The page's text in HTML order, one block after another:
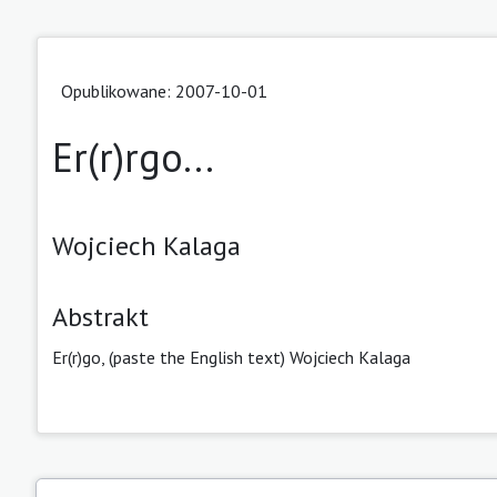
Opublikowane: 2007-10-01
Er(r)rgo...
Wojciech Kalaga
Abstrakt
Er(r)go, (paste the English text) Wojciech Kalaga